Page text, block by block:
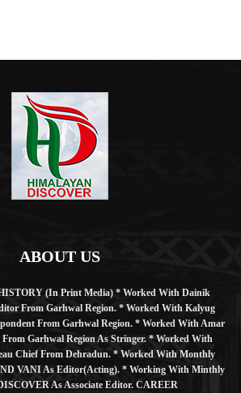
ABOUT US
(in Print Media) * Worked With Dainik
From Garhwal Region. * Worked With Kalyug
From Garhwal Region. * Worked With Amar
Garhwal Region As Stringer. * Worked With
Chief From Dehradun. * Worked With Monthly
VANI As Editor(Acting). * Working With Minthly
As Associate Editor. CAREER